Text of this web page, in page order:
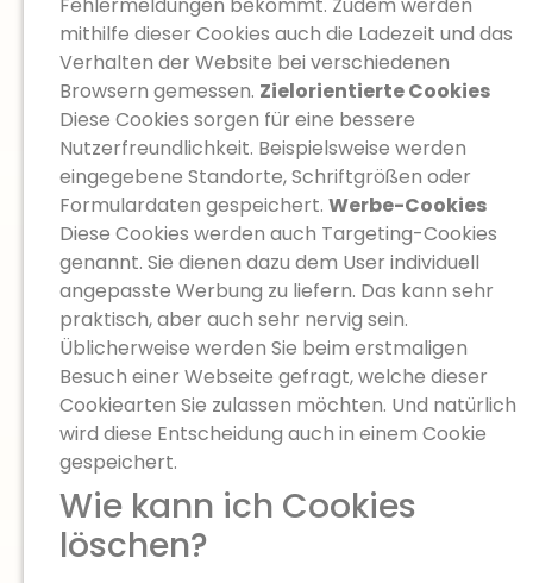
mithilfe dieser Cookies auch die Ladezeit und das
Verhalten der Website bei verschiedenen
Browsern gemessen. Zielorientierte Cookies
Diese Cookies sorgen für eine bessere
Nutzerfreundlichkeit. Beispielsweise werden
eingegebene Standorte, Schriftgrößen oder
Formulardaten gespeichert. Werbe-Cookies
Diese Cookies werden auch Targeting-Cookies
genannt. Sie dienen dazu dem User individuell
angepasste Werbung zu liefern. Das kann sehr
praktisch, aber auch sehr nervig sein.
Üblicherweise werden Sie beim erstmaligen
Besuch einer Webseite gefragt, welche dieser
Cookiearten Sie zulassen möchten. Und natürlich
wird diese Entscheidung auch in einem Cookie
gespeichert.
Wie kann ich Cookies
löschen?